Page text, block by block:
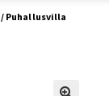
/ Puhallusvilla